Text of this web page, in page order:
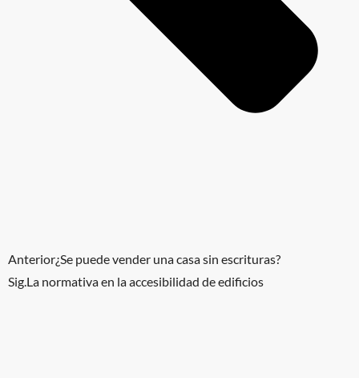
Anterior¿Se puede vender una casa sin escrituras?
Sig.La normativa en la accesibilidad de edificios